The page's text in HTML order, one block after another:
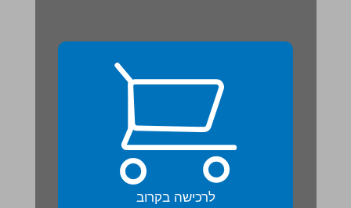
לרכישה בקרוב